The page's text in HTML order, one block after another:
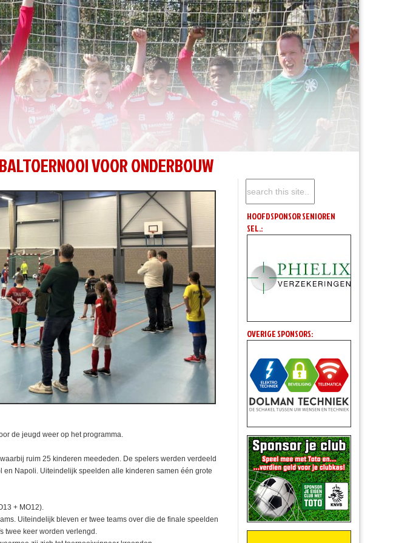
VOOR ONDERBOUW
de jeugd weer op het programma.
ruim 25 kinderen meededen. De spelers werden verdeeld
Napoli. Uiteindelijk speelden alle kinderen samen één grote
+ MO12).
Uiteindelijk bleven er twee teams over die de finale speelden
twee keer worden verlengd.
HOOFDSPONSOR SENIOREN
SEL.:
OVERIGE SPONSORS: